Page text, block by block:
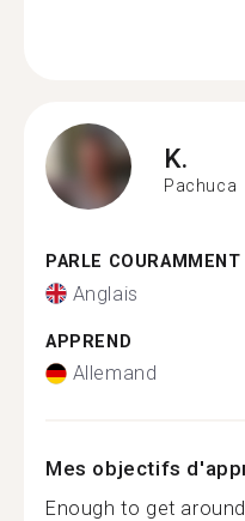
K.
Pachuca
PARLE COURAMMENT
Anglais
APPREND
Allemand
Mes objectifs
Enough to get